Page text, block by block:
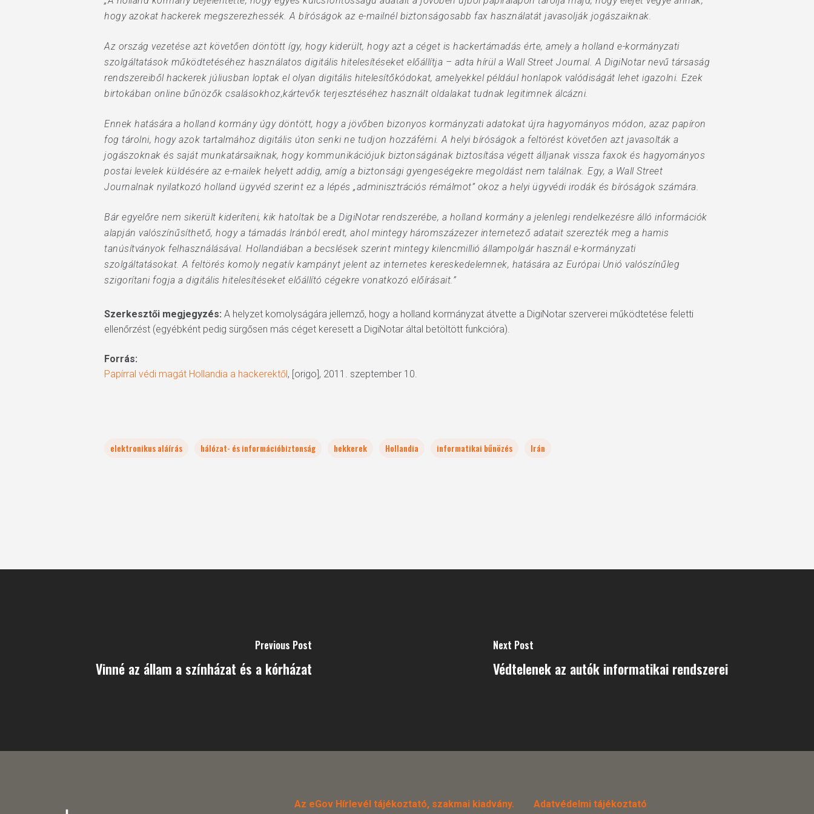
hogy azokat hackerek megszerezhessék. A bíróságok az e-mailnél biztonságosabb fax használatát javasolják jogászaiknak.
Az ország vezetése azt követően döntött így, hogy kiderült, hogy azt a céget is hackertámadás érte, amely a holland e-kormányzati
szolgáltatások működtetéséhez használatos digitális hitelesítéseket előállítja – adta hírül a Wall Street Journal. A DigiNotar nevű társaság
rendszereiből hackerek júliusban loptak el olyan digitális hitelesítőkódokat, amelyekkel például honlapok valódiságát lehet igazolni. Ezek
birtokában online bűnözők csalásokhoz,kártevők terjesztéséhez használt oldalakat tudnak legitimnek álcázni.
Ennek hatására a holland kormány úgy döntött, hogy a jövőben bizonyos kormányzati adatokat újra hagyományos módon, azaz papíron
fog tárolni, hogy azok tartalmához digitális úton senki ne tudjon hozzáférni. A helyi bíróságok a feltörést követően azt javasolták a
jogászoknak és saját munkatársaiknak, hogy kommunikációjuk biztonságának biztosítása végett álljanak vissza faxok és hagyományos
postai levelek küldésére az e-mailek helyett addig, amíg a biztonsági gyengeségekre megoldást nem találnak. Egy, a Wall Street
Journalnak nyilatkozó holland ügyvéd szerint ez a lépés „adminisztrációs rémálmot” okoz a helyi ügyvédi irodák és bíróságok számára.
Bár egyelőre nem sikerült kideríteni, kik hatoltak be a DigiNotar rendszerébe, a holland kormány a jelenlegi rendelkezésre álló információk
alapján valószínűsíthető, hogy a támadás Iránból eredt, ahol mintegy háromszázezer internetező adatait szerezték meg a hamis
tanúsítványok felhasználásával. Hollandiában a becslések szerint mintegy kilencmillió állampolgár használ e-kormányzati
szolgáltatásokat. A feltörés komoly negatív kampányt jelent az internetes kereskedelemnek, hatására az Európai Unió valószínűleg
szigorítani fogja a digitális hitelesítéseket előállító cégekre vonatkozó előírásait.”
Szerkesztői megjegyzés: A helyzet komolyságára jellemző, hogy a holland kormányzat átvette a DigiNotar szerverei működtetése feletti
ellenőrzést (egyébként pedig sürgősen más céget keresett a DigiNotar által betöltött funkcióra).
Forrás:
Papírral védi magát Hollandia a hackerektől, [origo], 2011. szeptember 10.
elektronikus aláírás hálózat- és információbiztonság hekkerek Hollandia informatikai bűnözés Irán
Previous Post
Vinné az állam a színházat és a kórházat
Next Post
Védtelenek az autók informatikai rendszerei
Az eGov Hírlevél tájékoztató, szakmai kiadvány.
Adatvédelmi tájékoztató